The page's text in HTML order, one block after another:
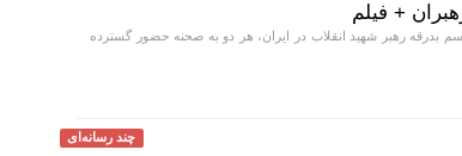
+ فیلم
بدرقه رهبر شهید انقلاب در ایران، هر دو به صحنه حضور گسترده
چند رسانه‌ای